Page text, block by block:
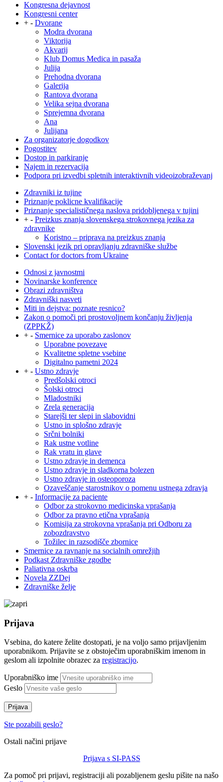
Kongresna dejavnost
Kongresni center
+ - Dvorane
Modra dvorana
Viktorija
Akvarij
Klub Domus Medica in pasaža
Julija
Prehodna dvorana
Galerija
Rantova dvorana
Velika sejna dvorana
Sprejemna dvorana
Ana
Julijana
Za organizatorje dogodkov
Pogostitev
Dostop in parkiranje
Najem in rezervacija
Podpora pri izvedbi spletnih interaktivnih videoizobraževanj
Zdravniki iz tujine
Priznanje poklicne kvalifikacije
Priznanje specialističnega naslova pridobljenega v tujini
+ - Preizkus znanja slovenskega strokovnega jezika za
zdravnike
Koristno – priprava na preizkus znanja
Slovenski jezik pri opravljanju zdravniške službe
Contact for doctors from Ukraine
Odnosi z javnostmi
Novinarske konference
Obrazi zdravništva
Zdravniški nasveti
Miti in dejstva: poznate resnico?
Zakon o pomoči pri prostovoljnem končanju življenja
(ZPPKŽ)
+ - Smernice za uporabo zaslonov
Uporabne povezave
Kvalitetne spletne vsebine
Digitalno pametni 2024
+ - Ustno zdravje
Predšolski otroci
Šolski otroci
Mladostniki
Zrela generacija
Starejši ter slepi in slabovidni
Ustno in splošno zdravje
Srčni bolniki
Rak ustne votline
Rak vratu in glave
Ustno zdravje in demenca
Ustno zdravje in sladkorna bolezen
Ustno zdravje in osteoporoza
Ozaveščanje starostnikov o pomenu ustnega zdravja
+ - Informacije za paciente
Odbor za strokovno medicinska vprašanja
Odbor za pravno etična vprašanja
Komisija za strokovna vprašanja pri Odboru za
zobozdravstvo
Tožilec in razsodišče zbornice
Smernice za ravnanje na socialnih omrežjih
Podkast Zdravniške zgodbe
Paliativna oskrba
Novela ZZDej
Zdravniške želje
Prijava
Vsebina, do katere želite dostopati, je na voljo samo prijavljenim
uporabnikom. Prijavite se z obstoječim uporabniškim imenom in
geslom ali izpolnite obrazec za registracijo.
Uporabniško ime
Geslo
Prijava
Ste pozabili geslo?
Ostali načini prijave
Prijava s SI-PASS
Za pomoč pri prijavi, registraciji ali pozabljenem geslu pišite na našo